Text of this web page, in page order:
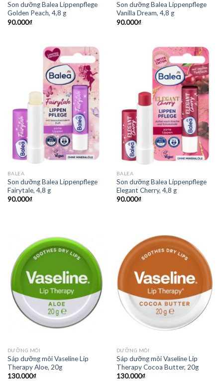
Son dưỡng Balea Lippenpflege
Golden Peach, 4,8 g
90.000₫
Son dưỡng Balea Lippenpflege
Vanilla Dream, 4,8 g
90.000₫
BALEA
Son dưỡng Balea Lippenpflege
Fairytale, 4,8 g
90.000₫
BALEA
Son dưỡng Balea Lippenpflege
Elegant Cherry, 4,8 g
90.000₫
DƯỠNG MÔI
Sáp dưỡng môi Vaseline Lip
Therapy Aloe, 20g
130.000₫
DƯỠNG MÔI
Sáp dưỡng môi Vaseline Lip
Therapy Cocoa Butter, 20g
130.000₫